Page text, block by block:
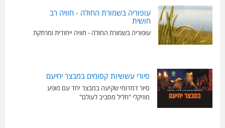
עופוריה בשמורת החולה - חוויה רב
חושית
עופוריה בשמורת החולה - חוויה ייחודית ומרתקת
סיורי עששיות קסומים במבצר יחיעם
סיור דמדומי שקיעה במבצר יחד עם מופע
מוזיקלי "חליל מסביב לעולם"